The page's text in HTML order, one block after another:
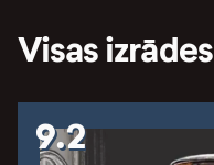
Visas izrādes
9.2